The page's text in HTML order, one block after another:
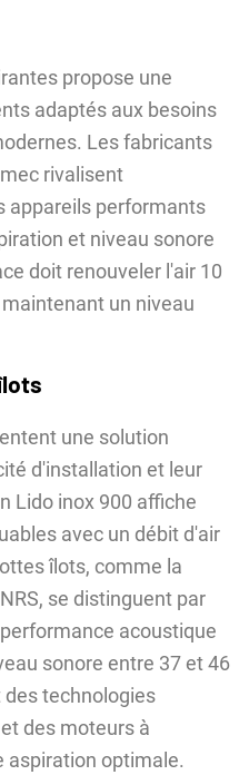
propose une
adaptés aux besoins
Les fabricants
rivalisent
appareils performants
et niveau sonore
doit renouveler l'air 10
un niveau
une solution
d'installation et leur
Lido inox 900 affiche
avec un débit d'air
îlots, comme la
se distinguent par
acoustique
sonore entre 37 et 46
technologies
des moteurs à
aspiration optimale.